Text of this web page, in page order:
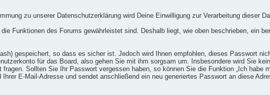
zu unserer Datenschutzerklärung wird Deine Einwilligung zur Verarbeitung dieser
Funktionen des Forums gewährleistet sind. Deshalb liegt, wie oben beschrieben, ein
gespeichert, so dass es sicher ist. Jedoch wird Ihnen empfohlen, dieses Passwort
für das Board, also gehen Sie mit ihm sorgsam um. Insbesondere wird Sie
Sollten Sie Ihr Passwort vergessen haben, so können Sie die Funktion „Ich habe
E-Mail-Adresse und sendet anschließend ein neu generiertes Passwort an diese